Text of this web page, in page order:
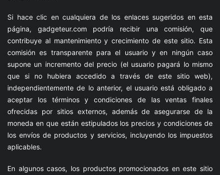
Si hace clic en cualquiera de los enlaces sugeridos en esta
página, gadgeteur.com podría recibir una comisión, que
contribuye al mantenimiento y crecimiento de este sitio. Esta
comisión es transparente para el usuario y en ningún caso
supone un incremento del precio (el usuario pagará lo mismo
que si no hubiera accedido a través de este sitio web),
independientemente de lo anterior, el usuario está obligado a
aceptar los términos y condiciones de las ventas finales
ofrecidas por sitios externos, además de asegurarse de la
moneda en que están estipulados los precios y condiciones de
los envíos de productos y servicios, incluyendo los impuestos
aplicables.
En algunos casos, los productos promocionados en este sitio